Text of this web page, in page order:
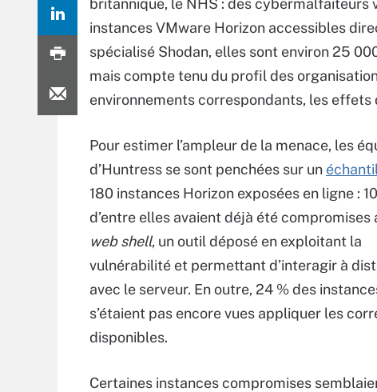
britannique, le NHS : des
instances VMware Horizon accessibles
spécialisé Shodan, elles sont environ 25
mais compte tenu du profil des
environnements correspondants, les effets
Pour estimer l’ampleur de la menace, les
d’Huntress se sont penchées sur un
180 instances Horizon exposées en ligne :
d’entre elles avaient déjà été compromises
web shell, un outil déposé en exploitant la
vulnérabilité et permettant d’interagir à
avec le serveur. En outre, 24 % des
s’étaient pas encore vues appliquer les
disponibles.
Certaines instances compromises